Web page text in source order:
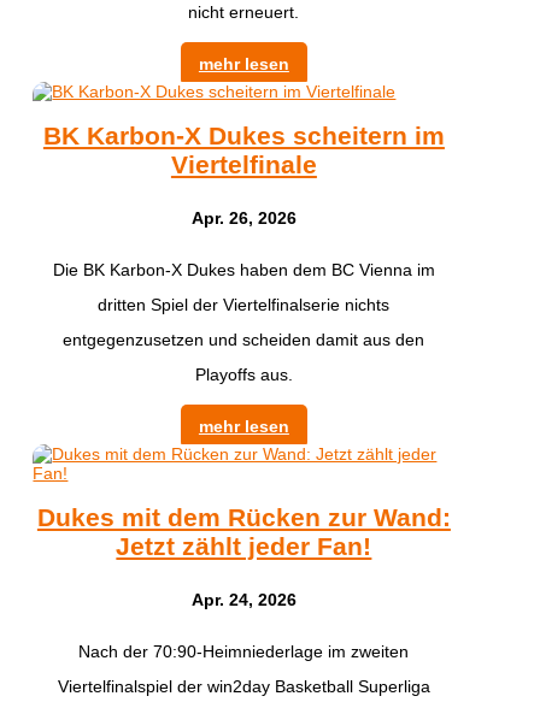
nicht erneuert.
mehr lesen
BK Karbon-X Dukes scheitern im
Viertelfinale
Apr. 26, 2026
Die BK Karbon-X Dukes haben dem BC Vienna im
dritten Spiel der Viertelfinalserie nichts
entgegenzusetzen und scheiden damit aus den
Playoffs aus.
mehr lesen
Dukes mit dem Rücken zur Wand:
Jetzt zählt jeder Fan!
Apr. 24, 2026
Nach der 70:90-Heimniederlage im zweiten
Viertelfinalspiel der win2day Basketball Superliga